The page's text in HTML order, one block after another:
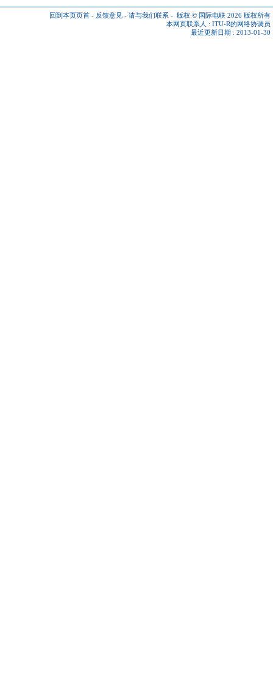
回到本页页首 - 反馈意见 - 请与我们联系 - 版权 © 国际电联 2026 版权所有
本网页联系人 : ITU-R的网络协调员
最近更新日期 : 2013-01-30